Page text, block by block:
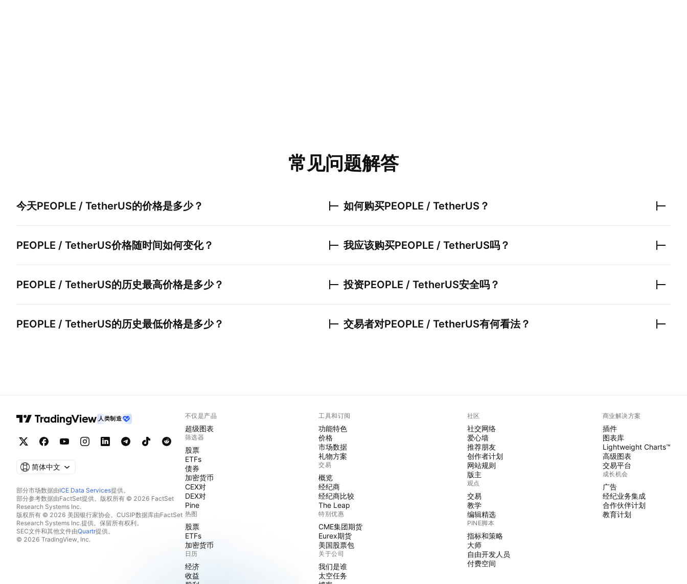
常见问题解答
今天PEOPLE / TetherUS的价格是多少？
PEOPLE / TetherUS价格随时间如何变化？
PEOPLE / TetherUS的历史最高价格是多少？
PEOPLE / TetherUS的历史最低价格是多少？
如何购买PEOPLE / TetherUS ？
我应该购买PEOPLE / TetherUS吗？
投资PEOPLE / TetherUS安全吗？
交易者对PEOPLE / TetherUS有何看法？
人类制造
简体中文
部分市场数据由ICE Data Services提供。
部分参考数据由FactSet提供。版权所有 © 2026 FactSet
Research Systems Inc.
版权所有 © 2026 美国银行家协会。CUSIP数据库由FactSet
Research Systems Inc.提供。保留所有权利。
SEC文件和其他文件由Quartr提供。
© 2026 TradingView, Inc.
不仅是产品
超级图表
筛选器
股票
ETFs
债券
加密货币
CEX对
DEX对
Pine
热图
股票
ETFs
加密货币
日历
经济
收益
工具和订阅
功能特色
价格
市场数据
礼物方案
交易
概览
经纪商
经纪商比较
The Leap
特别优惠
CME集团期货
Eurex期货
美国股票包
关于公司
我们是谁
太空任务
社区
社交网络
爱心墙
推荐朋友
创作者计划
网站规则
版主
观点
交易
教学
编辑精选
PINE脚本
指标和策略
大师
自由开发人员
付费空间
商业解决方案
插件
图表库
Lightweight Charts™
高级图表
交易平台
成长机会
广告
经纪业务集成
合作伙伴计划
教育计划